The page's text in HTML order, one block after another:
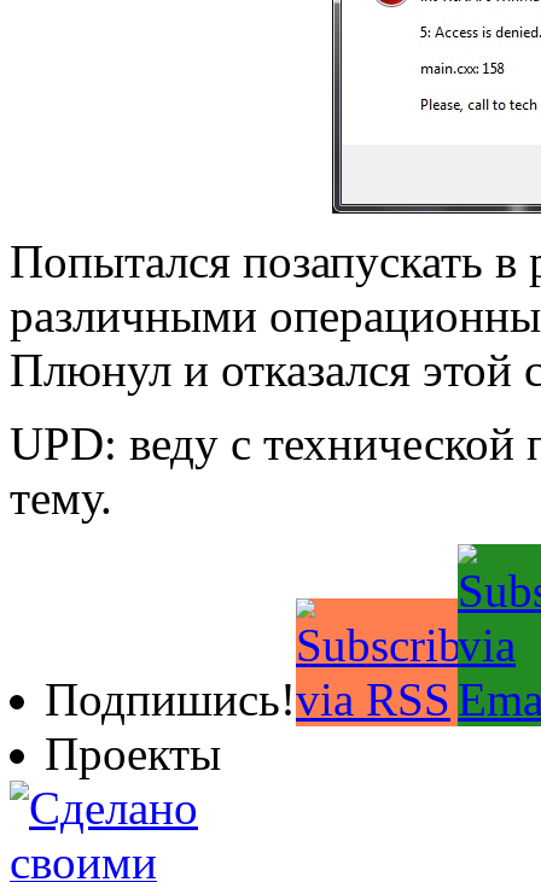
Попытался позапускать
различными
Плюнул и отказался этой
UPD: веду с
тему.
Подпишись!
Проекты